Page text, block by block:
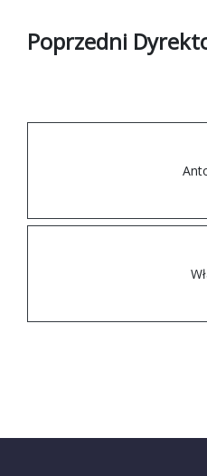
Poprzedni